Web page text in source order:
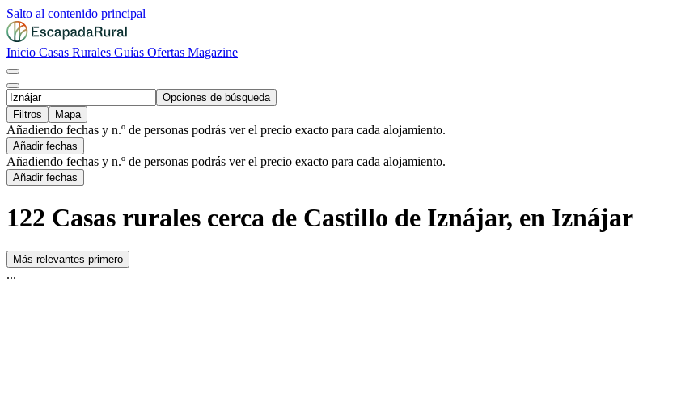
Salto al contenido principal
Inicio Casas Rurales Guías Ofertas Magazine
Opciones de búsqueda
Filtros
Mapa
Añadiendo fechas y n.º de personas podrás ver el precio exacto para cada alojamiento.
Añadir fechas
Añadiendo fechas y n.º de personas podrás ver el precio exacto para cada alojamiento.
Añadir fechas
122 Casas rurales cerca de Castillo de Iznájar, en Iznájar
Más relevantes primero
...